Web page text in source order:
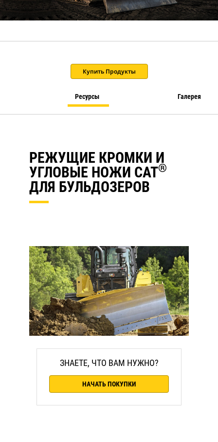
Купить Продукты
Ресурсы Галерея
РЕЖУЩИЕ КРОМКИ И
УГЛОВЫЕ НОЖИ CAT®
ДЛЯ БУЛЬДОЗЕРОВ
ЗНАЕТЕ, ЧТО ВАМ НУЖНО?
НАЧАТЬ ПОКУПКИ